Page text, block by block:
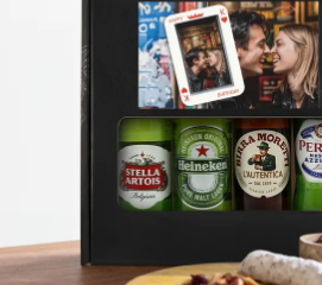
Unsere Geschenke begeistern.
4,8 bei Google Reviews
die wir versenden).
Mit Liebe gemacht, im
Erstelle etwas Einzigartiges in
ihrem Namen, deinem Foto oder
Herzen. Kein Stress, nur pure
Moment.